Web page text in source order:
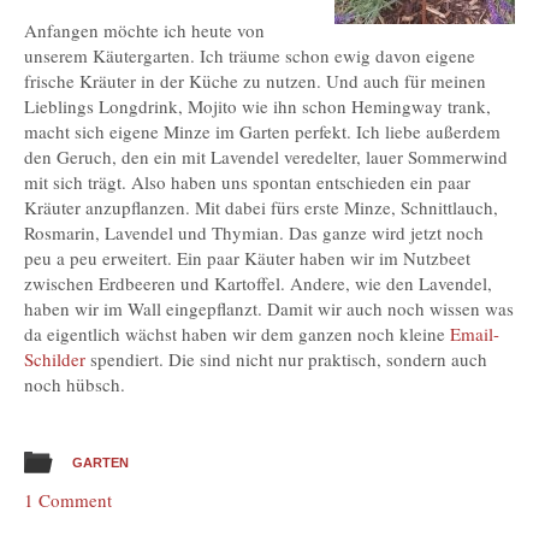
Anfangen möchte ich heute von
unserem Käutergarten. Ich träume schon ewig davon eigene
frische Kräuter in der Küche zu nutzen. Und auch für meinen
Lieblings Longdrink, Mojito wie ihn schon Hemingway trank,
macht sich eigene Minze im Garten perfekt. Ich liebe außerdem
den Geruch, den ein mit Lavendel veredelter, lauer Sommerwind
mit sich trägt. Also haben uns spontan entschieden ein paar
Kräuter anzupflanzen. Mit dabei fürs erste Minze, Schnittlauch,
Rosmarin, Lavendel und Thymian. Das ganze wird jetzt noch
peu a peu erweitert. Ein paar Käuter haben wir im Nutzbeet
zwischen Erdbeeren und Kartoffel. Andere, wie den Lavendel,
haben wir im Wall eingepflanzt. Damit wir auch noch wissen was
da eigentlich wächst haben wir dem ganzen noch kleine Email-
Schilder spendiert. Die sind nicht nur praktisch, sondern auch
noch hübsch.
GARTEN
1 Comment